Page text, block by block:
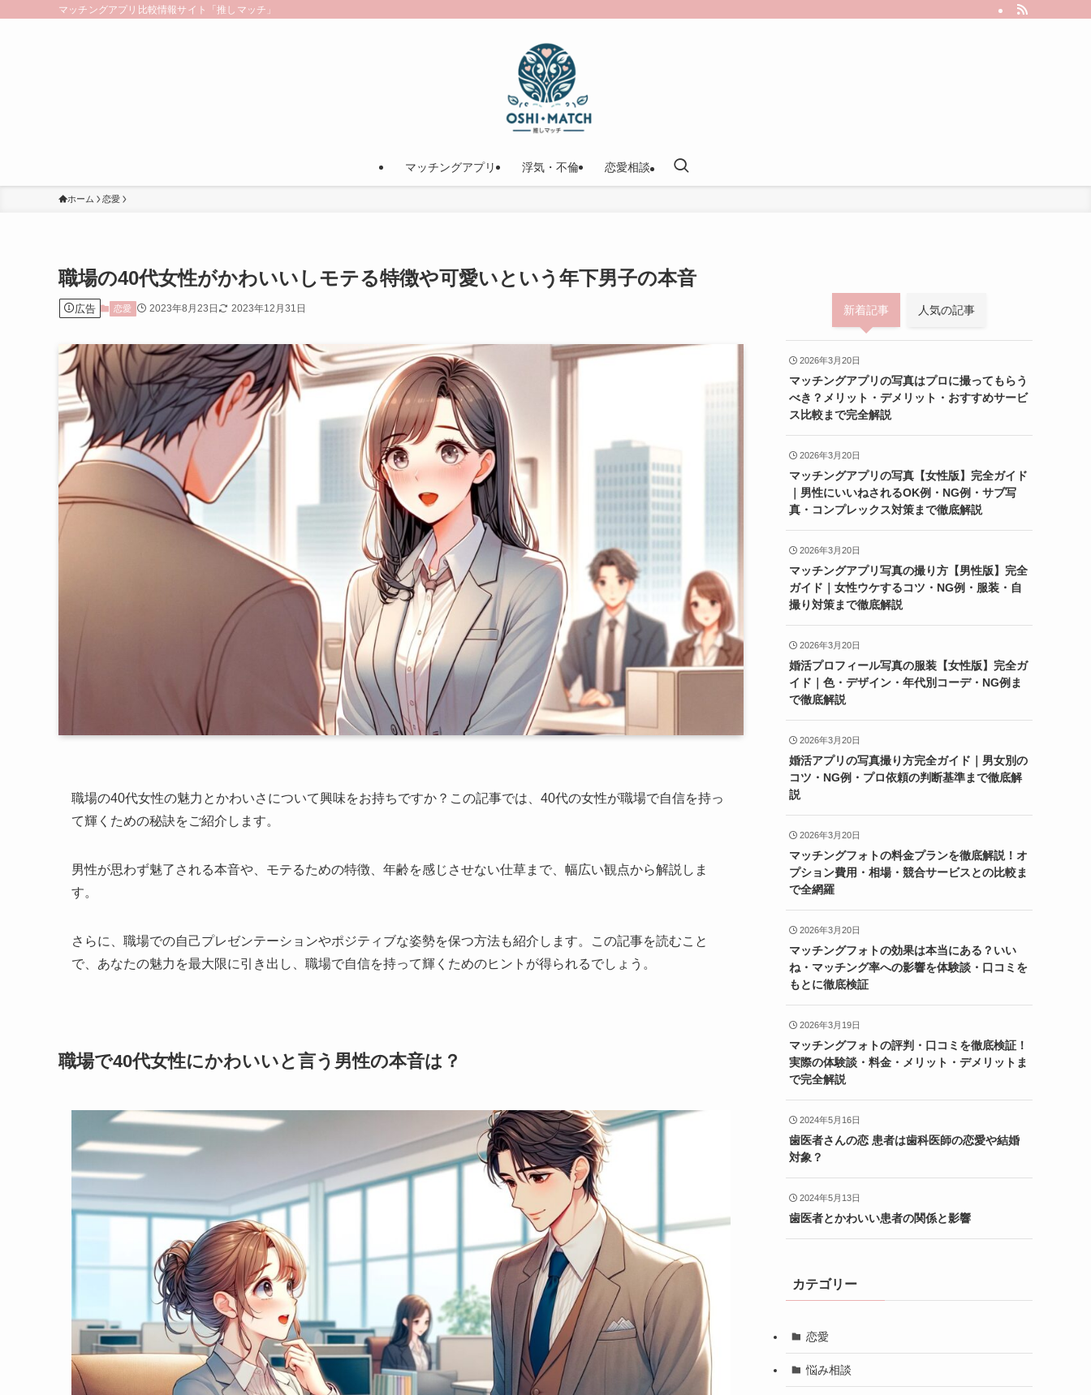
マッチングアプリ比較情報サイト「推しマッチ」
マッチングアプリ 浮気・不倫 恋愛相談
ホーム 恋愛
職場の40代女性がかわいいしモテる特徴や可愛いという年下男子の本音
広告 恋愛 2023年8月23日 2023年12月31日
職場の40代女性の魅力とかわいさについて興味をお持ちですか？この記事では、40代の女性が職場で自信を持っ
て輝くための秘訣をご紹介します。
男性が思わず魅了される本音や、モテるための特徴、年齢を感じさせない仕草まで、幅広い観点から解説しま
す。
さらに、職場での自己プレゼンテーションやポジティブな姿勢を保つ方法も紹介します。この記事を読むこと
で、あなたの魅力を最大限に引き出し、職場で自信を持って輝くためのヒントが得られるでしょう。
職場で40代女性にかわいいと言う男性の本音は？
新着記事 人気の記事
2026年3月20日
マッチングアプリの写真はプロに撮ってもらう
べき？メリット・デメリット・おすすめサービ
ス比較まで完全解説
2026年3月20日
マッチングアプリの写真【女性版】完全ガイド
｜男性にいいねされるOK例・NG例・サブ写
真・コンプレックス対策まで徹底解説
2026年3月20日
マッチングアプリ写真の撮り方【男性版】完全
ガイド｜女性ウケするコツ・NG例・服装・自
撮り対策まで徹底解説
2026年3月20日
婚活プロフィール写真の服装【女性版】完全ガ
イド｜色・デザイン・年代別コーデ・NG例ま
で徹底解説
2026年3月20日
婚活アプリの写真撮り方完全ガイド｜男女別の
コツ・NG例・プロ依頼の判断基準まで徹底解
説
2026年3月20日
マッチングフォトの料金プランを徹底解説！オ
プション費用・相場・競合サービスとの比較ま
で全網羅
2026年3月20日
マッチングフォトの効果は本当にある？いい
ね・マッチング率への影響を体験談・口コミを
もとに徹底検証
2026年3月19日
マッチングフォトの評判・口コミを徹底検証！
実際の体験談・料金・メリット・デメリットま
で完全解説
2024年5月16日
歯医者さんの恋 患者は歯科医師の恋愛や結婚
対象？
2024年5月13日
歯医者とかわいい患者の関係と影響
カテゴリー
恋愛
悩み相談